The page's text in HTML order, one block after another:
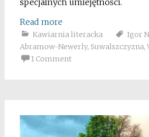
Read more
Kawiarnia literacka Igor
Abramow-Newerly, Suwalszczyzna,
1 Comment